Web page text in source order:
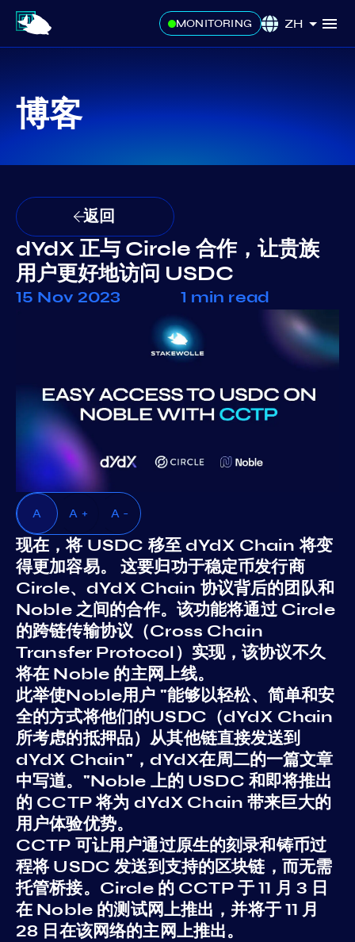
MONITORING ZH
博客
返回
dYdX 正与 Circle 合作，让贵族
用户更好地访问 USDC
15 Nov 2023 1 min read
A A + A -
现在，将 USDC 移至 dYdX Chain 将变
得更加容易。 这要归功于稳定币发行商
Circle、dYdX Chain 协议背后的团队和
Noble 之间的合作。该功能将通过 Circle
的跨链传输协议（Cross Chain
Transfer Protocol）实现，该协议不久
将在 Noble 的主网上线。
此举使Noble用户 "能够以轻松、简单和安
全的方式将他们的USDC（dYdX Chain
所考虑的抵押品）从其他链直接发送到
dYdX Chain"，dYdX在周二的一篇文章
中写道。"Noble 上的 USDC 和即将推出
的 CCTP 将为 dYdX Chain 带来巨大的
用户体验优势。
CCTP 可让用户通过原生的刻录和铸币过
程将 USDC 发送到支持的区块链，而无需
托管桥接。Circle 的 CCTP 于 11 月 3 日
在 Noble 的测试网上推出，并将于 11 月
28 日在该网络的主网上推出。